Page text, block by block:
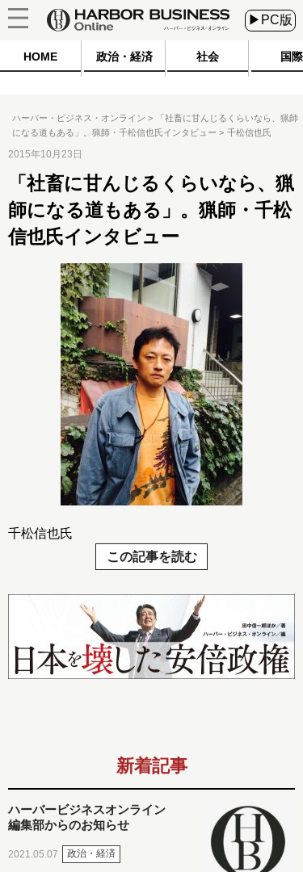
▶PC版
HOME 政治・経済 社会 国際
ハーバー・ビジネス・オンライン
「社畜に甘んじるくらいなら、猟師
になる道もある」。猟師・千松信也氏インタビュー
千松信也氏
2015年10月23日
「社畜に甘んじるくらいなら、猟
師になる道もある」。猟師・千松
信也氏インタビュー
千松信也氏
この記事を読む
新着記事
ハーバービジネスオンライン
編集部からのお知らせ
2021.05.07 政治・経済